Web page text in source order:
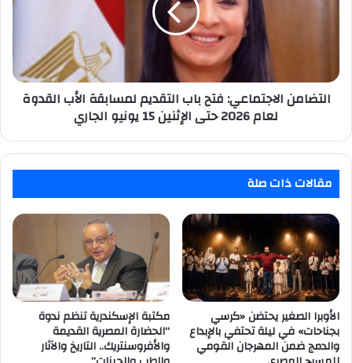
لعام
2026
15
الجاري
التضامن الاجتماعي: فتح باب التقديم لمسابقة الأب القدوة
لعام 2026 حتى الإثنين 15 يونيو الجاري
مقالات ذات صلة
الأوبرا الصغير يحتضن «كرسي
بجناحات» في ليلة تحتفي بالإبداع
والدمج ضمن المهرجان القومي
مكتبة الإسكندرية تنظم ندوة
“الحضارة المصرية القديمة
والأفروسنتريك.. التاريخ والآثار